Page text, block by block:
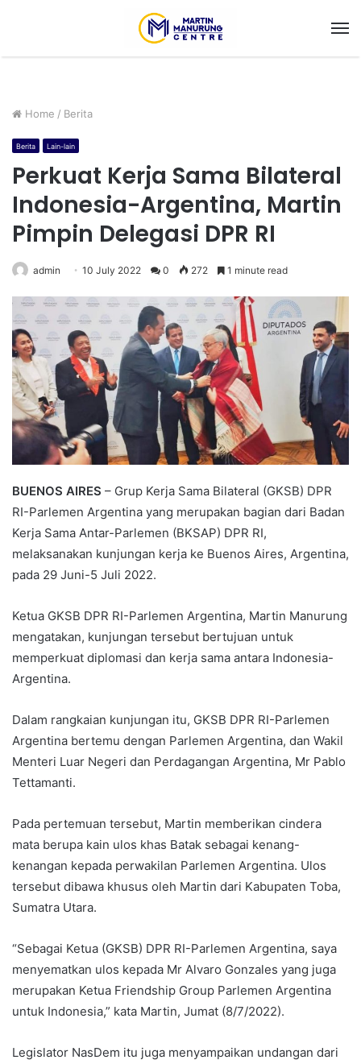
Home / Berita
Berita Lain-lain
Perkuat Kerja Sama Bilateral
Indonesia-Argentina, Martin
Pimpin Delegasi DPR RI
admin 10 July 2022 0 272 1 minute read
BUENOS AIRES – Grup Kerja Sama Bilateral (GKSB) DPR
RI-Parlemen Argentina yang merupakan bagian dari Badan
Kerja Sama Antar-Parlemen (BKSAP) DPR RI,
melaksanakan kunjungan kerja ke Buenos Aires, Argentina,
pada 29 Juni-5 Juli 2022.
Ketua GKSB DPR RI-Parlemen Argentina, Martin Manurung
mengatakan, kunjungan tersebut bertujuan untuk
memperkuat diplomasi dan kerja sama antara Indonesia-
Argentina.
Dalam rangkaian kunjungan itu, GKSB DPR RI-Parlemen
Argentina bertemu dengan Parlemen Argentina, dan Wakil
Menteri Luar Negeri dan Perdagangan Argentina, Mr Pablo
Tettamanti.
Pada pertemuan tersebut, Martin memberikan cindera
mata berupa kain ulos khas Batak sebagai kenang-
kenangan kepada perwakilan Parlemen Argentina. Ulos
tersebut dibawa khusus oleh Martin dari Kabupaten Toba,
Sumatra Utara.
“Sebagai Ketua (GKSB) DPR RI-Parlemen Argentina, saya
menyematkan ulos kepada Mr Alvaro Gonzales yang juga
merupakan Ketua Friendship Group Parlemen Argentina
untuk Indonesia,” kata Martin, Jumat (8/7/2022).
Legislator NasDem itu juga menyampaikan undangan dari